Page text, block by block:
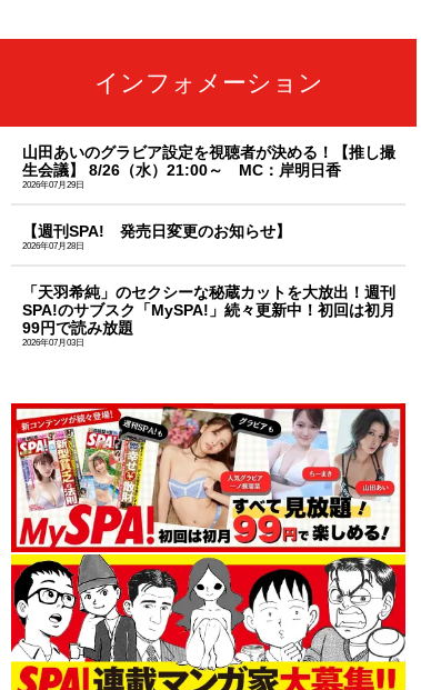
インフォメーション
山田あいのグラビア設定を視聴者が決める！【推し撮
生会議】 8/26（水）21:00～ MC：岸明日香
2026年07月29日
【週刊SPA! 発売日変更のお知らせ】
2026年07月28日
「天羽希純」のセクシーな秘蔵カットを大放出！週刊
SPA!のサブスク「MySPA!」続々更新中！初回は初月
99円で読み放題
2026年07月03日